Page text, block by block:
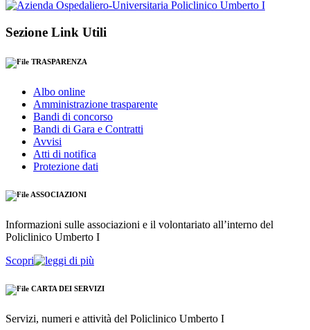
Sezione Link Utili
TRASPARENZA
Albo online
Amministrazione trasparente
Bandi di concorso
Bandi di Gara e Contratti
Avvisi
Atti di notifica
Protezione dati
ASSOCIAZIONI
Informazioni sulle associazioni e il volontariato all’interno del
Policlinico Umberto I
Scopri
CARTA DEI SERVIZI
Servizi, numeri e attività del Policlinico Umberto I